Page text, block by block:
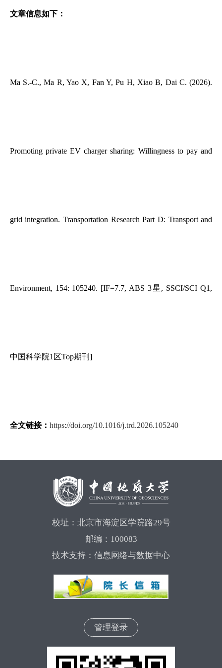
文章信息如下：
Ma S.-C., Ma R, Yao X, Fan Y, Pu H, Xiao B, Dai C. (2026).
Promoting private EV charger sharing: Willingness to pay and
grid integration. Transportation Research Part D: Transport and
Environment, 154: 105240. [IF=7.7, ABS 3星, SSCI/SCI Q1,
中国科学院1区Top期刊]
全文链接： https://doi.org/10.1016/j.trd.2026.105240
校址：北京市海淀区学院路29号
邮编：100083
技术支持：信息网络与数据中心
管理登录